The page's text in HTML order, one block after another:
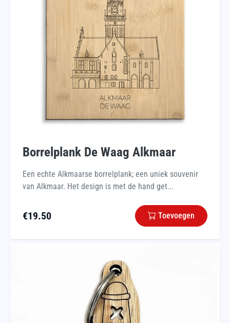
Borrelplank De Waag Alkmaar
Een echte Alkmaarse borrelplank; een uniek souvenir
van Alkmaar. Het design is met de hand get...
€19.50 Toevoegen